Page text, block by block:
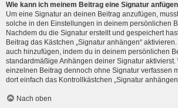
Wie kann ich meinem Beitrag eine Signatur
Um eine Signatur an deinen Beitrag anzufügen,
solche in den Einstellungen in deinem persönlichen
Nachdem du die Signatur erstellt und gespeichert
Beitrag das Kästchen „Signatur anhängen“
auch hinzufügen, indem du in deinem persönlichen
standardmäßige Anhängen deiner Signatur aktivierst.
einzelnen Beitrag dennoch ohne Signatur verfassen
dort einfach das Kontrollkästchen „Signatur
Nach oben